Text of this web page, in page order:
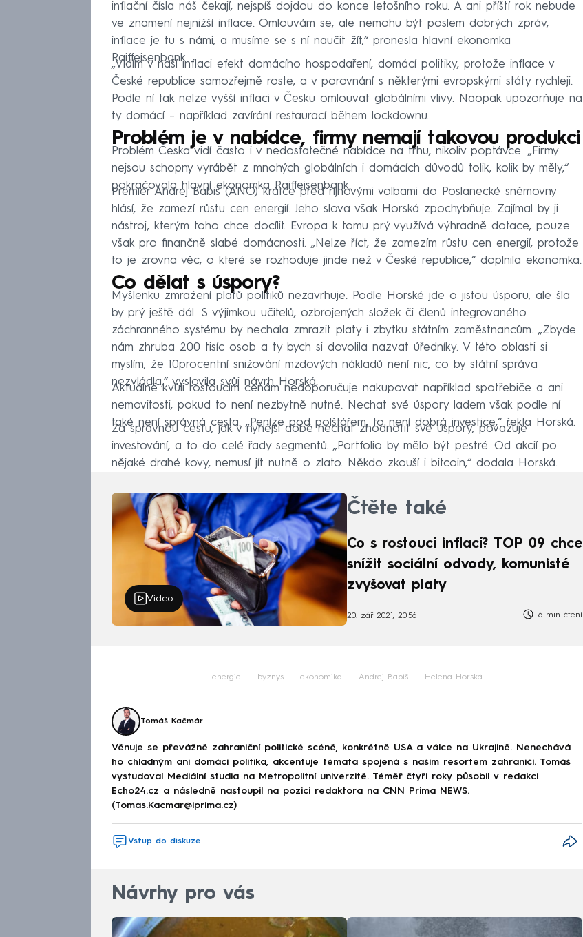
inflační čísla náš čekají, nejspíš dojdou do konce letošního roku. A ani příští rok nebude
ve znamení nejnižší inflace. Omlouvám se, ale nemohu být poslem dobrých zpráv,
inflace je tu s námi, a musíme se s ní naučit žít,“ pronesla hlavní ekonomka
Raiffeisenbank.
„Vidím v naší inflaci efekt domácího hospodaření, domácí politiky, protože inflace v
České republice samozřejmě roste, a v porovnání s některými evropskými státy rychleji.
Podle ní tak nelze vyšší inflaci v Česku omlouvat globálními vlivy. Naopak upozorňuje na
ty domácí – například zavírání restaurací během lockdownu.
Problém je v nabídce, firmy nemají takovou produkci
Problém Česka vidí často i v nedostatečné nabídce na trhu, nikoliv poptávce. „Firmy
nejsou schopny vyrábět z mnohých globálních i domácích důvodů tolik, kolik by měly,“
pokračovala hlavní ekonomka Raiffeisenbank.
Premiér Andrej Babiš (ANO) krátce před říjnovými volbami do Poslanecké sněmovny
hlásí, že zamezí růstu cen energií. Jeho slova však Horská zpochybňuje. Zajímal by ji
nástroj, kterým toho chce docílit. Evropa k tomu prý využívá výhradně dotace, pouze
však pro finančně slabé domácnosti. „Nelze říct, že zamezím růstu cen energií, protože
to je zrovna věc, o které se rozhoduje jinde než v České republice,“ doplnila ekonomka.
Co dělat s úspory?
Myšlenku zmražení platů politiků nezavrhuje. Podle Horské jde o jistou úsporu, ale šla
by prý ještě dál. S výjimkou učitelů, ozbrojených složek či členů integrovaného
záchranného systému by nechala zmrazit platy i zbytku státním zaměstnancům. „Zbyde
nám zhruba 200 tisíc osob a ty bych si dovolila nazvat úředníky. V této oblasti si
myslím, že 10procentní snižování mzdových nákladů není nic, co by státní správa
nezvládla,“ vyslovila svůj návrh Horská.
Aktuálně kvůli rostoucím cenám nedoporučuje nakupovat například spotřebiče a ani
nemovitosti, pokud to není nezbytně nutné. Nechat své úspory ladem však podle ní
také není správná cesta. „Peníze pod polštářem, to není dobrá investice,“ řekla Horská.
Za správnou cestu, jak v nynější době nechat zhodnotit své úspory, považuje
investování, a to do celé řady segmentů. „Portfolio by mělo být pestré. Od akcií po
nějaké drahé kovy, nemusí jít nutně o zlato. Někdo zkouší i bitcoin,“ dodala Horská.
Video
Čtěte také
Co s rostoucí inflací? TOP 09 chce
snížit sociální odvody, komunisté
zvyšovat platy
20. zář 2021, 20:56 6 min čtení
energie byznys ekonomika Andrej Babiš Helena Horská
Tomáš Kačmár
Věnuje se převážně zahraniční politické scéně, konkrétně USA a válce na Ukrajině. Nenechává
ho chladným ani domácí politika, akcentuje témata spojená s naším resortem zahraničí. Tomáš
vystudoval Mediální studia na Metropolitní univerzitě. Téměř čtyři roky působil v redakci
Echo24.cz a následně nastoupil na pozici redaktora na CNN Prima NEWS.
(Tomas.Kacmar@iprima.cz)
Vstup do diskuze
Návrhy pro vás